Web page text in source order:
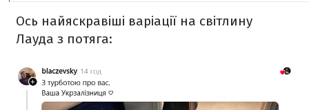
Ось найяскравіші варіації на світлину
Лауда з потяга: